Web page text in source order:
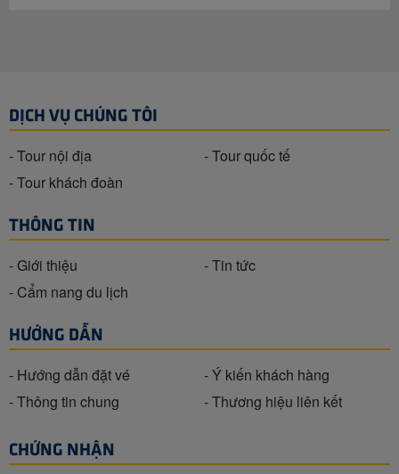
DỊCH VỤ CHÚNG TÔI
- Tour nội địa
- Tour quốc tế
- Tour khách đoàn
THÔNG TIN
- Giới thiệu
- Tin tức
- Cẩm nang du lịch
HƯỚNG DẪN
- Hướng dẫn đặt vé
- Ý kiến khách hàng
- Thông tin chung
- Thương hiệu liên kết
CHỨNG NHẬN